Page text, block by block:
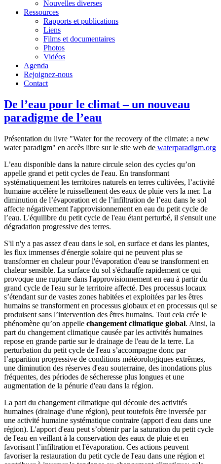
Nouvelles diverses
Ressources
Rapports et publications
Liens
Films et documentaires
Photos
Vidéos
Agenda
Rejoignez-nous
Contact
De l’eau pour le climat – un nouveau
paradigme de l’eau
Présentation du livre "Water for the recovery of the climate: a new
water paradigm" en accès libre sur le site web de waterparadigm.org
L’eau disponible dans la nature circule selon des cycles qu’on
appelle grand et petit cycles de l'eau. En transformant
systématiquement les territoires naturels en terres cultivées, l’activité
humaine accélère le ruissellement des eaux de pluie vers la mer. La
diminution de l’évaporation et de l’infiltration de l’eau dans le sol
affecte négativement l'approvisionnement en eau du petit cycle de
l’eau. L'équilibre du petit cycle de l'eau étant perturbé, il s'ensuit une
dégradation progressive des terres.
S'il n'y a pas assez d'eau dans le sol, en surface et dans les plantes,
les flux immenses d'énergie solaire qui ne peuvent plus se
transformer en chaleur pour l'évaporation d'eau se transforment en
chaleur sensible. La surface du sol s'échauffe rapidement ce qui
provoque une rupture dans l'approvisionnement en eau à partir du
grand cycle de l'eau sur le territoire affecté. Des processus locaux
s’étendant sur de vastes zones habitées et exploitées par les êtres
humains se transforment en processus globaux et en processus qui se
produisent sans l’intervention des êtres humains. Tout cela crée le
phénomène qu’on appelle changement climatique global. Ainsi, la
part du changement climatique causée par les activités humaines
repose en grande partie sur le drainage de l'eau de la terre. La
perturbation du petit cycle de l'eau s’accompagne donc par
l’apparition progressive de conditions météorologiques extrêmes,
une diminution des réserves d'eau souterraine, des inondations plus
fréquentes, des périodes de sécheresse plus longues et une
augmentation de la pénurie d'eau dans la région.
La part du changement climatique qui découle des activités
humaines (drainage d'une région), peut toutefois être inversée par
une activité humaine systématique contraire (apport d'eau dans une
région). L'apport d'eau peut s’obtenir par la saturation du petit cycle
de l'eau en veillant à la conservation des eaux de pluie et en
favorisant l’infiltration et l'évaporation. Ces actions peuvent
favoriser la restauration du petit cycle de l'eau dans une région et